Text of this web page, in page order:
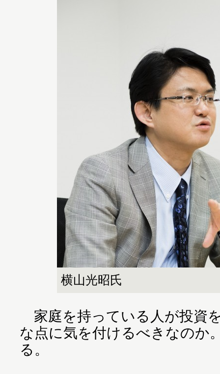
横山光昭氏
家庭を持っている人が投資
な点に気を付けるべきなのか
る。